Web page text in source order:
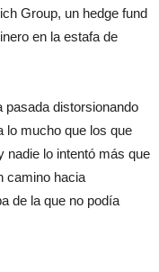
Group, un hedge fund
en la estafa de
pasada distorsionando
lo mucho que los que
nadie lo intentó más que
camino hacia
de la que no podía